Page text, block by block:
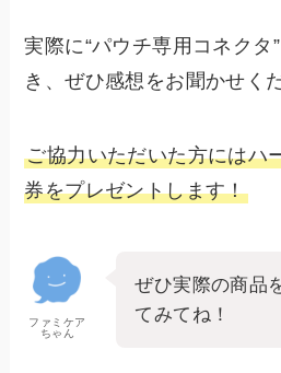
実際に“パウチ専用コネクタ
き、ぜひ感想をお聞かせく
ご協力いただいた方にはハ
券をプレゼントします！
ファミケア
ちゃん
ぜひ実際の商品
てみてね！